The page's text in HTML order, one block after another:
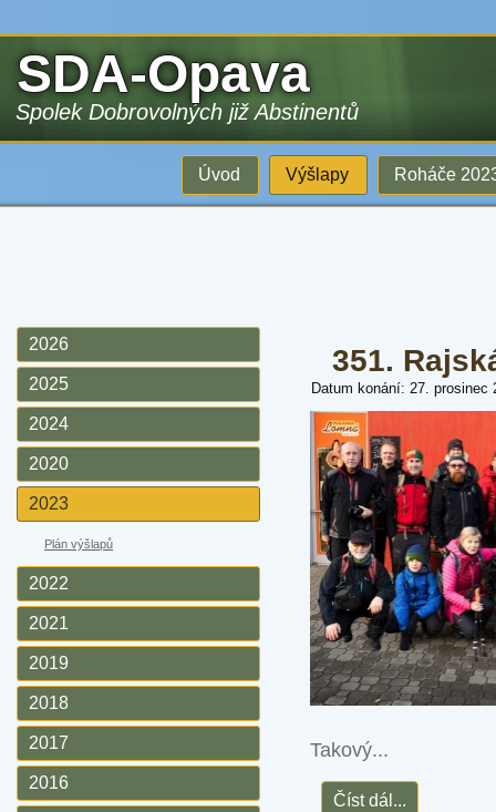
SDA-Opava
Spolek Dobrovolných již Abstinentů
Úvod Výšlapy Roháče
2026
2025
2024
2020
2023
Plán výšlapů
2022
2021
2019
2018
2017
2016
351.
Datum konání: 27. prosinec
Takový...
Číst dál...